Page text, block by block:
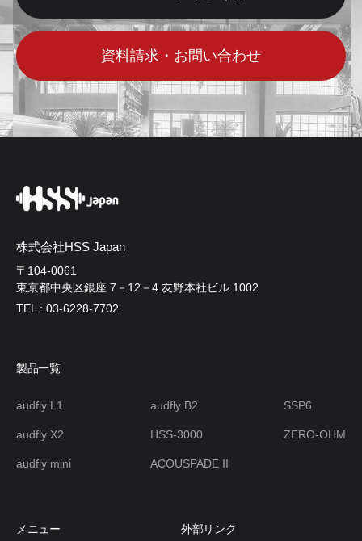
資料請求・お問い合わせ
株式会社HSS Japan
〒104-0061
東京都中央区銀座 7－12－4 友野本社ビル 1002
TEL : 03-6228-7702
製品一覧
audfly L1
audfly X2
audfly mini
audfly B2
HSS-3000
ACOUSPADE II
SSP6
ZERO-OHM
メニュー 外部リンク